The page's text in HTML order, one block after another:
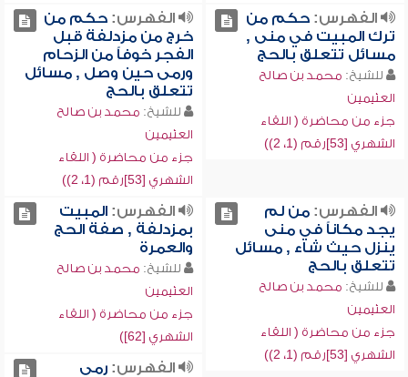
الفهرس:حكم من
ترك المبيت في منى ,
مسائل تتعلق بالحج
للشيخ: محمد بن صالح
العثيمين
جزء من محاضرة ( اللقاء
الشهري [53]رقم (1، 2))
الفهرس:حكم من
خرج من مزدلفة قبل
الفجر خوفاً من الزحام
ورمى حين وصل , مسائل
تتعلق بالحج
للشيخ: محمد بن صالح
العثيمين
جزء من محاضرة ( اللقاء
الشهري [53]رقم (1، 2))
الفهرس:من لم
يجد مكاناً في منى
ينزل حيث شاء , مسائل
تتعلق بالحج
للشيخ: محمد بن صالح
العثيمين
جزء من محاضرة ( اللقاء
الشهري [53]رقم (1، 2))
الفهرس:المبيت
بمزدلفة , صفة الحج
والعمرة
للشيخ: محمد بن صالح
العثيمين
جزء من محاضرة ( اللقاء
الشهري [62])
الفهرس:رمي